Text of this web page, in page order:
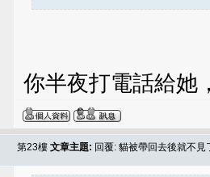
你半夜打電話給她
第23樓 文章主題: 回覆: 貓被帶回去後就不